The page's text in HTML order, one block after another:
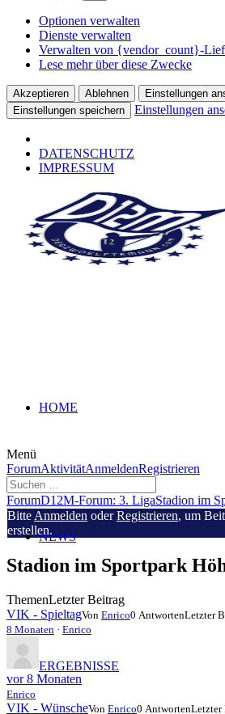
Optionen verwalten
Dienste verwalten
Verwalten von {vendor_count}-
Lese mehr über diese Zwecke
Akzeptieren Ablehnen
Einstellungen
Einstellungen speichern
Einstellungen
DATENSCHUTZ
IMPRESSUM
HOME
NEWS
ERGEBNISSE
Menü
Forum-
Navigation
ForumAktivitätAnmeldenRegistrieren
Forum-
Breadcrumbs
-
bist
hier:
ForumD12M-Forum: 3. LigaStadion im
Bitte Anmelden oderRegistrieren, um
erstellen.
Stadion im Sportpark
ThemenLetzter Beitrag
VIK - SpieltagVon Enrico0 AntwortenLetzter
8 Monaten · Enrico
vor 8 Monaten
Enrico
VIK - WünscheVon Enrico0 AntwortenLetzter